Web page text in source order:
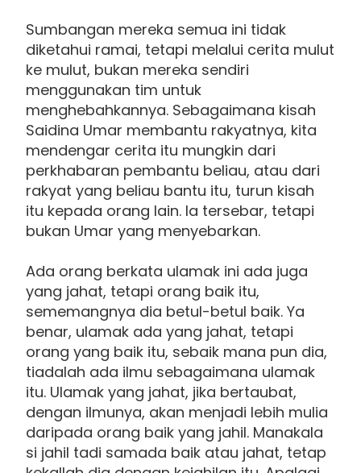
Sumbangan mereka semua ini tidak
diketahui ramai, tetapi melalui cerita mulut
ke mulut, bukan mereka sendiri
menggunakan tim untuk
menghebahkannya. Sebagaimana kisah
Saidina Umar membantu rakyatnya, kita
mendengar cerita itu mungkin dari
perkhabaran pembantu beliau, atau dari
rakyat yang beliau bantu itu, turun kisah
itu kepada orang lain. Ia tersebar, tetapi
bukan Umar yang menyebarkan.
Ada orang berkata ulamak ini ada juga
yang jahat, tetapi orang baik itu,
sememangnya dia betul-betul baik. Ya
benar, ulamak ada yang jahat, tetapi
orang yang baik itu, sebaik mana pun dia,
tiadalah ada ilmu sebagaimana ulamak
itu. Ulamak yang jahat, jika bertaubat,
dengan ilmunya, akan menjadi lebih mulia
daripada orang baik yang jahil. Manakala
si jahil tadi samada baik atau jahat, tetap